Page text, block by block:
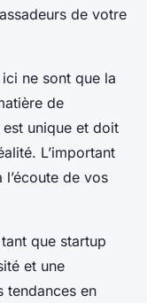
de votre
ne sont que la
de
est unique et doit
L’important
de vos
que startup
et une
tendances en